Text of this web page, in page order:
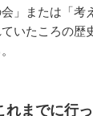
」または「考
いたころの歴
れまでに行